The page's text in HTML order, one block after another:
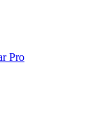
Pro